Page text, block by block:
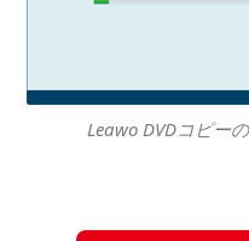
Leawo DVDコピー